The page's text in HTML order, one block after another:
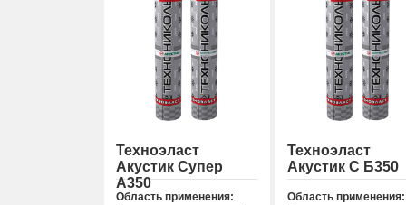
Техноэласт
Акустик Супер
А350
Область применения:
Техноэласт
Акустик С Б350
Область применения: